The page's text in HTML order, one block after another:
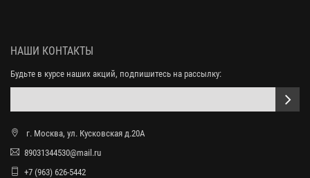
НАШИ КОНТАКТЫ
Будьте в курсе наших акций, подпишитесь на рассылку:
г. Москва, ул. Кусковская д.20А
89031344530@mail.ru
+7 (963) 626-5442